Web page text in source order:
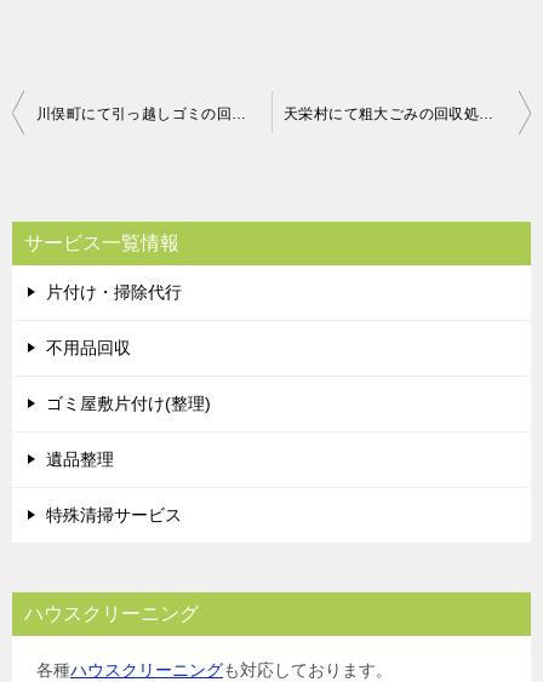
投
ビ
ゲ
ー
シ
川俣町にて引っ越しゴミの回収 お客様の声 天栄村にて粗大ごみの回収処分 お客様の声
サービス一覧情報
片付け・掃除代行
不用品回収
ゴミ屋敷片付け(整理)
遺品整理
特殊清掃サービス
ハウスクリーニング
各種ハウスクリーニングも対応しております。